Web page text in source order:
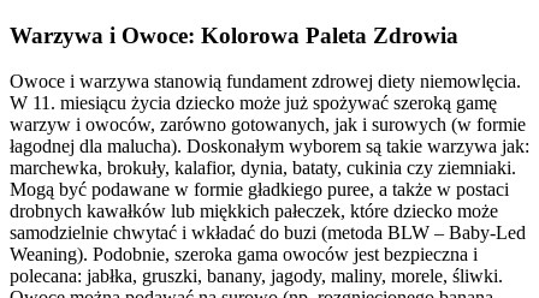
Warzywa i Owoce: Kolorowa Paleta Zdrowia
Owoce i warzywa stanowią fundament zdrowej diety niemowlęcia.
W 11. miesiącu życia dziecko może już spożywać szeroką gamę
warzyw i owoców, zarówno gotowanych, jak i surowych (w formie
łagodnej dla malucha). Doskonałym wyborem są takie warzywa jak:
marchewka, brokuły, kalafior, dynia, bataty, cukinia czy ziemniaki.
Mogą być podawane w formie gładkiego puree, a także w postaci
drobnych kawałków lub miękkich pałeczek, które dziecko może
samodzielnie chwytać i wkładać do buzi (metoda BLW – Baby-Led
Weaning). Podobnie, szeroka gama owoców jest bezpieczna i
polecana: jabłka, gruszki, banany, jagody, maliny, morele, śliwki.